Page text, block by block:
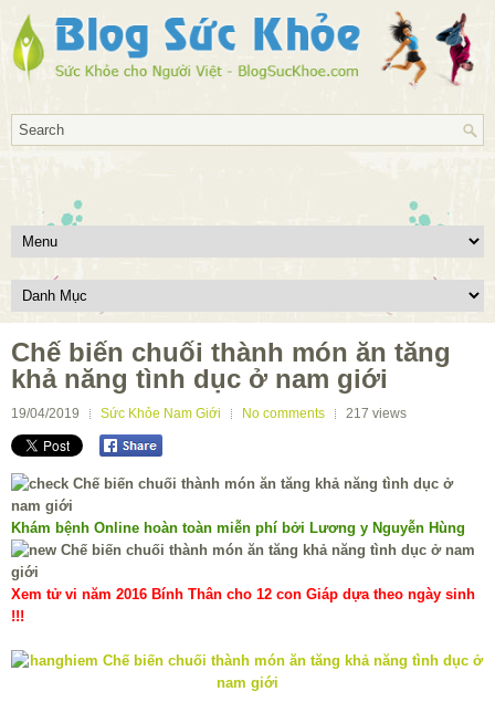
Chế biến chuối thành món ăn tăng
khả năng tình dục ở nam giới
19/04/2019 Sức Khỏe Nam Giới No comments 217 views
Khám bệnh Online hoàn toàn miễn phí bởi Lương y Nguyễn Hùng
Xem tử vi năm 2016 Bính Thân cho 12 con Giáp dựa theo ngày sinh
!!!